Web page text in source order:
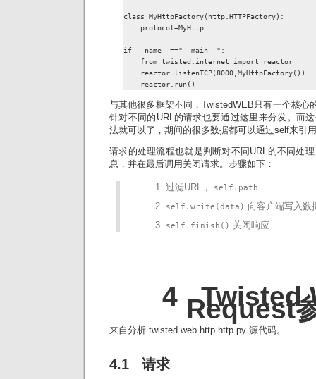
class MyHttpFactory(http.HTTPFactory):
    protocol=MyHttp
if __name__=="__main__":
    from twisted.internet import reactor
    reactor.listenTCP(8000,MyHttpFactory())
    reactor.run()
与其他很多框架不同，TwistedWEB只有一个核心
针对不同的URL的请求也要通过这里来分发。而
法就可以了，期间的很多数据都可以通过self来引
请求的处理流程也就是判断对不同URL的不同处
息，并在最后调用关闭请求。步骤如下：
过滤URL， self.path
self.write(data) 向客户端写入数
self.finish() 关闭响应
4 Twisted
Request
来自分析 twisted.web.http.http.py 源代码。
4.1 请求